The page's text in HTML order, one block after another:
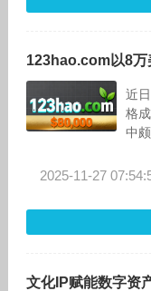
123hao.com以8万
近
格
中
明
2025-11-27
文化IP赋能数字资